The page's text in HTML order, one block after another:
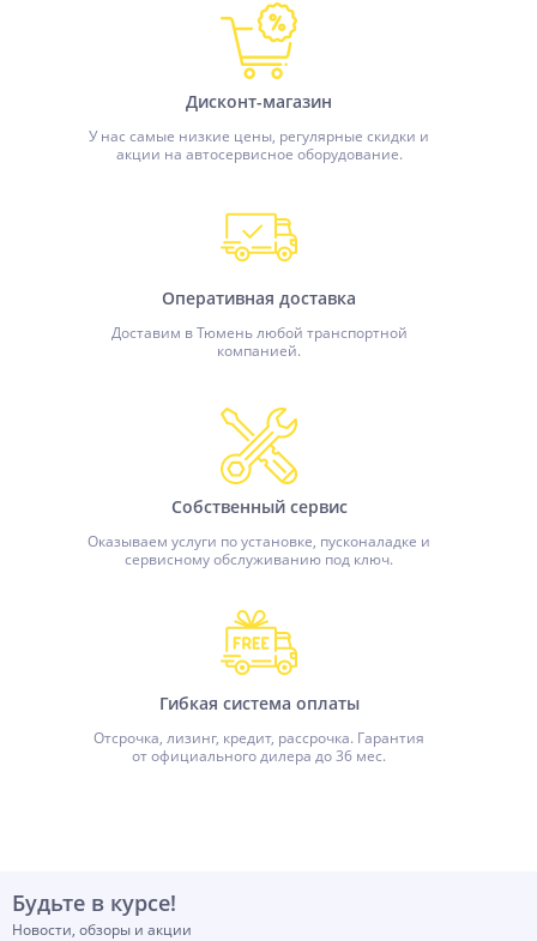
Дисконт-магазин
У нас самые низкие цены, регулярные скидки и
акции на автосервисное оборудование.
Оперативная доставка
Доставим в Тюмень любой транспортной
компанией.
Собственный сервис
Оказываем услуги по установке, пусконаладке и
сервисному обслуживанию под ключ.
Гибкая система оплаты
Отсрочка, лизинг, кредит, рассрочка. Гарантия
от официального дилера до 36 мес.
Будьте в курсе!
Новости, обзоры и акции